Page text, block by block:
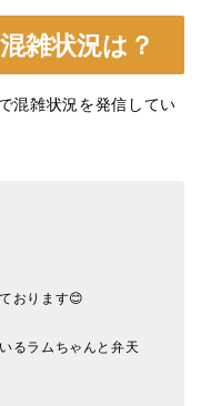
雑状況は？
混雑状況を発信してい
おります😊
るラムちゃんと弁天